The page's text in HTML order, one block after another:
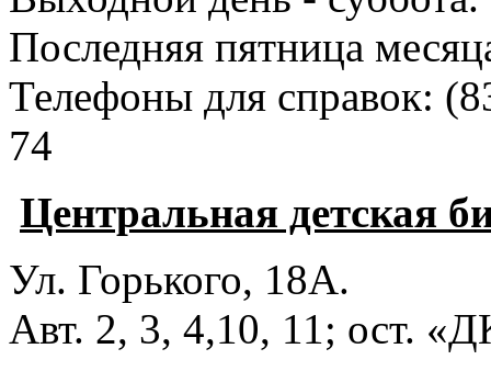
Последняя пятница
Телефоны для справок:
74
Центральная детская
Ул. Горького, 18А.
Авт. 2, 3, 4,10, 11; ост.